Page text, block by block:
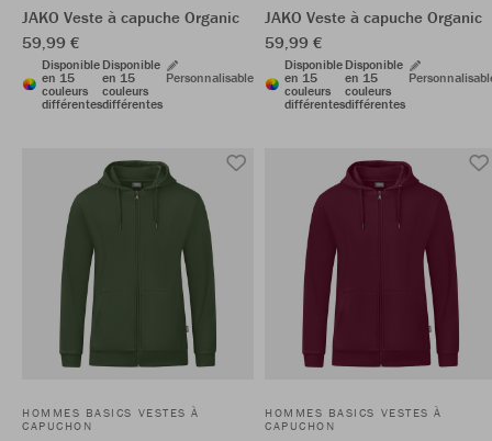
JAKO Veste à capuche Organic
59,99 €
Disponible
en 15
couleurs
différentes
Disponible
en 15
couleurs
différentes
Personnalisable
JAKO Veste à capuche Organic
59,99 €
Disponible
en 15
couleurs
différentes
Disponible
en 15
couleurs
différentes
HOMMES BASICS VESTES À
CAPUCHON
HOMMES BASICS VESTES À
CAPUCHON